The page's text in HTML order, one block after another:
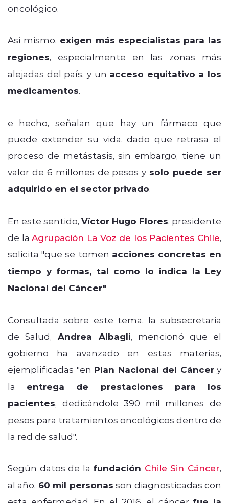
oncológico.
Asi mismo, exigen más especialistas para las
regiones, especialmente en las zonas más
alejadas del país, y un acceso equitativo a los
medicamentos.
e hecho, señalan que hay un fármaco que
puede extender su vida, dado que retrasa el
proceso de metástasis, sin embargo, tiene un
valor de 6 millones de pesos y solo puede ser
adquirido en el sector privado.
En este sentido, Víctor Hugo Flores, presidente
de laAgrupación La Voz de los Pacientes Chile,
solicita "que se tomen acciones concretas en
tiempo y formas, tal como lo indica la Ley
Nacional del Cáncer"
Consultada sobre este tema, la subsecretaria
de Salud, Andrea Albagli, mencionó que el
gobierno ha avanzado en estas materias,
ejemplificadas "en Plan Nacional del Cáncery
la entrega de prestaciones para los
pacientes, dedicándole 390 mil millones de
pesos para tratamientos oncológicos dentro de
la red de salud".
Según datos de la fundación Chile Sin Cáncer,
al año, 60 mil personas son diagnosticadas con